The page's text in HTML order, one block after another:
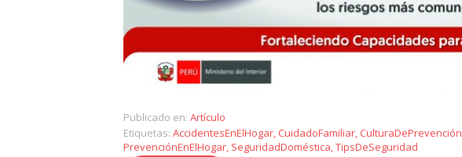
Publicado en: Artículo
Etiquetas: AccidentesEnElHogar, CuidadoFamiliar, CulturaDePrevención
PrevenciónEnElHogar, SeguridadDoméstica,TipsDeSeguridad